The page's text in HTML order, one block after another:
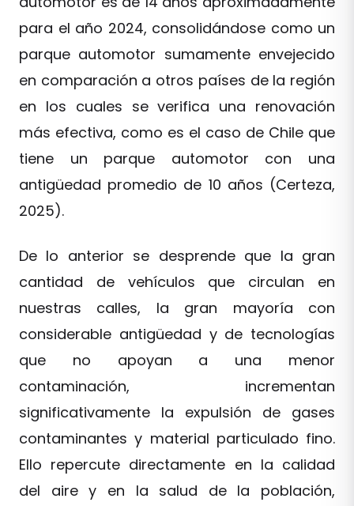
para el año 2024, consolidándose como un
parque automotor sumamente envejecido
en comparación a otros países de la región
en los cuales se verifica una renovación
más efectiva, como es el caso de Chile que
tiene un parque automotor con una
antigüedad promedio de 10 años (Certeza,
2025).
De lo anterior se desprende que la gran
cantidad de vehículos que circulan en
nuestras calles, la gran mayoría con
considerable antigüedad y de tecnologías
que no apoyan a una menor
contaminación, incrementan
significativamente la expulsión de gases
contaminantes y material particulado fino.
Ello repercute directamente en la calidad
del aire y en la salud de la población,